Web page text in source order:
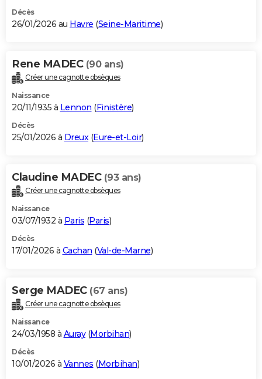
Décès
26/01/2026 au Havre (Seine-Maritime)
Rene MADEC (90 ans)
Créer une cagnotte obsèques
Naissance
20/11/1935 à Lennon (Finistère)
Décès
25/01/2026 à Dreux(Eure-et-Loir)
Claudine MADEC (93 ans)
Créer une cagnotte obsèques
Naissance
03/07/1932 à Paris (Paris)
Décès
17/01/2026 à Cachan (Val-de-Marne)
Serge MADEC (67 ans)
Créer une cagnotte obsèques
Naissance
24/03/1958 à Auray(Morbihan)
Décès
10/01/2026 à Vannes (Morbihan)